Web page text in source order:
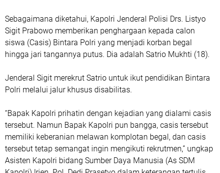
Sebagaimana diketahui, Kapolri Jenderal Polisi Drs. Listyo
Sigit Prabowo memberikan penghargaan kepada calon
siswa (Casis) Bintara Polri yang menjadi korban begal
hingga jari tangannya putus. Dia adalah Satrio Mukhti (18).
Jenderal Sigit merekrut Satrio untuk ikut pendidikan Bintara
Polri melalui jalur khusus disabilitas.
“Bapak Kapolri prihatin dengan kejadian yang dialami casis
tersebut. Namun Bapak Kapolri pun bangga, casis tersebut
memiliki keberanian melawan komplotan begal, dan casis
tersebut tetap semangat ingin mengikuti rekrutmen,” ungkap
Asisten Kapolri bidang Sumber Daya Manusia (As SDM